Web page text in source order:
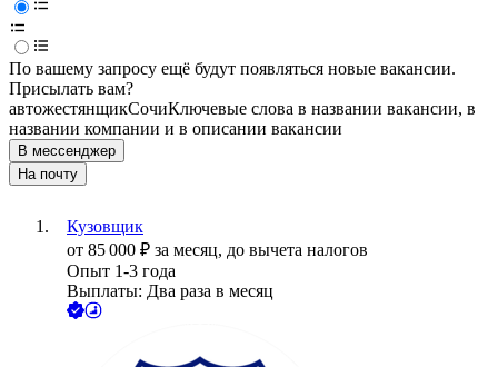
По вашему запросу ещё будут появляться новые вакансии.
Присылать вам?
автожестянщикСочиКлючевые слова в названии вакансии, в
названии компании и в описании вакансии
В мессенджер
На почту
Кузовщик
от 85 000 ₽ за месяц, до вычета налогов
Опыт 1-3 года
Выплаты: Два раза в месяц